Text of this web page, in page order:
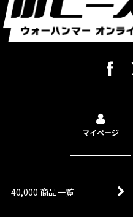
マイページ
40,000 商品一覧